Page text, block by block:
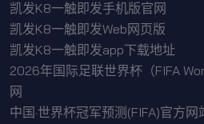
凯发K8一触即发手机版官网
凯发K8一触即发Web网页版
凯发K8一触即发app下载地址
2026年国际足联世界杯（FIFA
网
中国·世界杯冠军预测(FIFA)官方